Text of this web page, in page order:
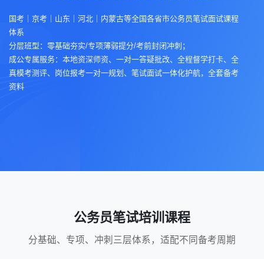
国考｜京考｜山东｜河北｜内蒙古等全国各省市公务员笔试面试课程
体系
分层班型：零基础夯实/专项薄弱提分/考前封闭冲刺；
成公专属服务：本地资深师资、一对一答疑批改、全程督学打卡、全
真模考测评、岗位报考一对一规划、笔试面试一体化护航，全套备考
资料
公务员笔试培训课程
分基础、专项、冲刺三层体系，适配不同备考周期